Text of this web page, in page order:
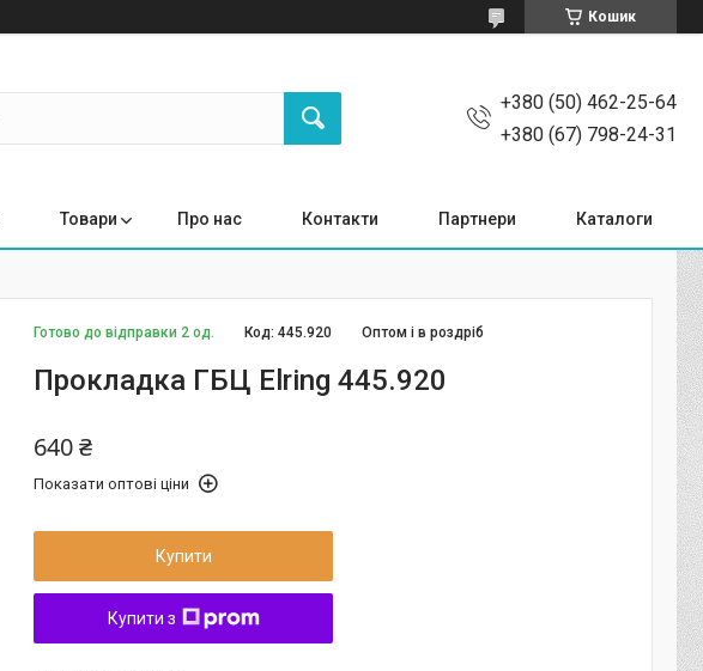
Кошик
+380 (50) 462-25-64
+380 (67) 798-24-31
Товари Про нас Контакти Партнери Каталоги
Готово до відправки 2 од. Оптом і в роздріб
Код:445.920
Прокладка ГБЦ Elring 445.920
640 ₴
Показати оптові ціни
Купити
Купити з